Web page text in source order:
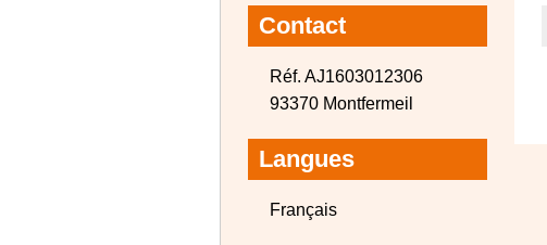
Contact
Réf. AJ1603012306
93370 Montfermeil
Langues
Français